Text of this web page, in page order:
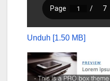
Unduh [1.50 MB]